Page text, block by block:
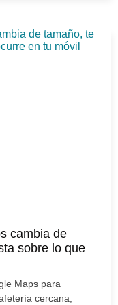
cambia de
sobre lo que
Maps para
cercana,